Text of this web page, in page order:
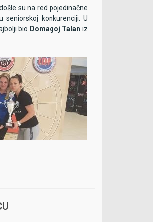
su na red pojedinačne
konkurenciji. U
bio Domagoj Talan iz